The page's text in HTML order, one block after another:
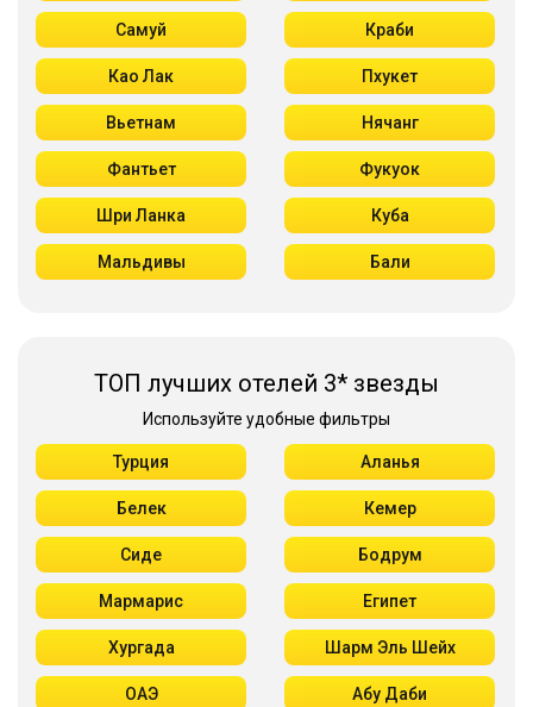
Самуй Краби
Као Лак Пхукет
Вьетнам Нячанг
Фантьет Фукуок
Шри Ланка Куба
Мальдивы Бали
ТОП лучших отелей 3* звезды
Используйте удобные фильтры
Турция Аланья
Белек Кемер
Сиде Бодрум
Мармарис Египет
Хургада Шарм Эль Шейх
ОАЭ Абу Даби